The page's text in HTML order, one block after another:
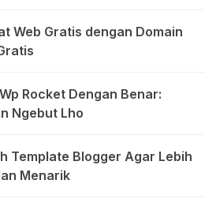
Web Gratis dengan Domain
Rocket Dengan Benar:
Ngebut Lho
Template Blogger Agar Lebih
Menarik